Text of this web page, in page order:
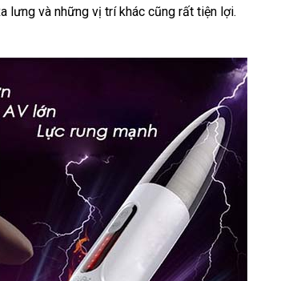
bán
lưng hướng
và phụ
những vị trí khác mua
cũng báo
rất tiện lợi.